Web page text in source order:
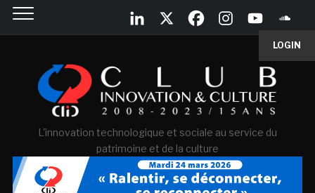
LOGIN
L'innovation technologique et sociale au service du
patrimoine et de la culture